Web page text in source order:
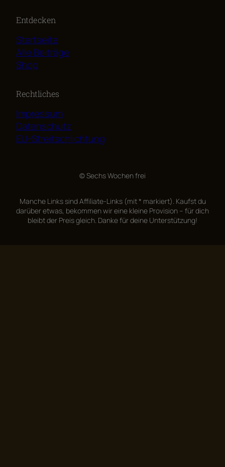
Entdecken
Startseite
Alle Beiträge
Shop
Rechtliches
Impressum
Datenschutz
EU-Streitschlichtung
© Sechs Wochen frei
Manche Links sind Affiliate-Links (mit * markiert). Kaufst du
darüber etwas, bekommen wir eine kleine Provision – für dich
bleibt der Preis gleich. Danke für deine Unterstützung!